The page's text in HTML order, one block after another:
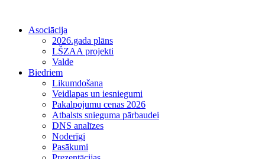
Asociācija
2026.gada plāns
LŠZAA projekti
Valde
Biedriem
Likumdošana
Veidlapas un iesniegumi
Pakalpojumu cenas 2026
Atbalsts snieguma pārbaudei
DNS analīzes
Noderīgi
Pasākumi